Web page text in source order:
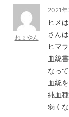
ねぇやん
2021
ヒメ
さんは
ヒマ
血統
なっ
血統
純血
弱く